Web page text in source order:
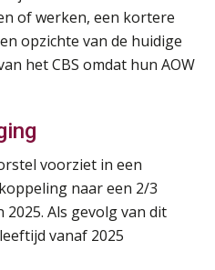
of werken, een kortere
opzichte van de huidige
het CBS omdat hun AOW
voorziet in een
naar een 2/3
Als gevolg van dit
vanaf 2025
Online Excel training voor de salarisadministrateur (verdieping)
Cursus Samenwerken financiële- en salarisadministratie